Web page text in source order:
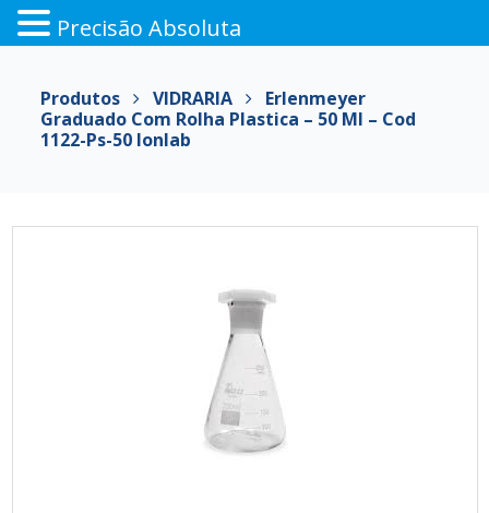
para
conteúdo
Produtos VIDRARIA
Erlenmeyer
Graduado Com Rolha Plastica – 50 Ml – Cod
1122-Ps-50 Ionlab
Precisão Absoluta